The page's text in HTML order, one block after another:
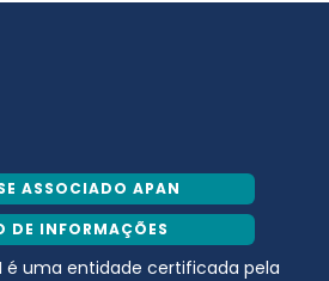
ASSOCIADO APAN
DE INFORMAÇÕES
é uma entidade certificada pela